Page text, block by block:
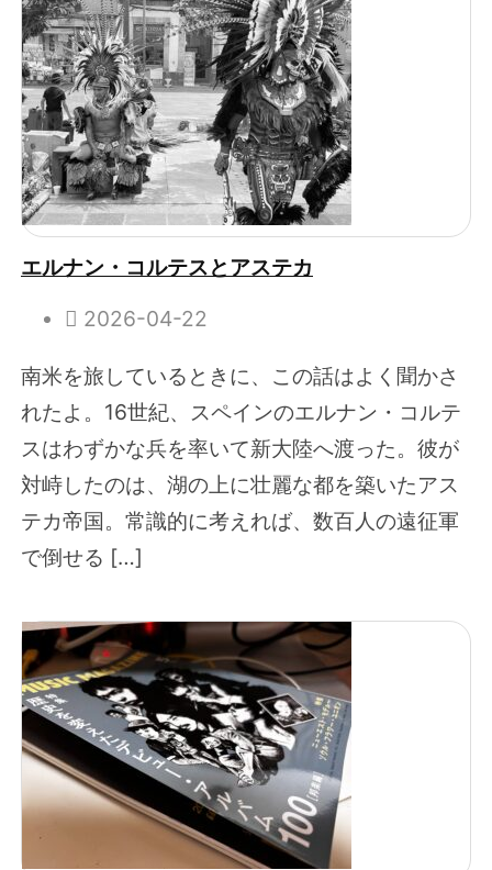
エルナン・コルテスとアステカ
2026-04-22
南米を旅しているときに、この話はよく聞かさ
れたよ。16世紀、スペインのエルナン・コルテ
スはわずかな兵を率いて新大陸へ渡った。彼が
対峙したのは、湖の上に壮麗な都を築いたアス
テカ帝国。常識的に考えれば、数百人の遠征軍
で倒せる […]